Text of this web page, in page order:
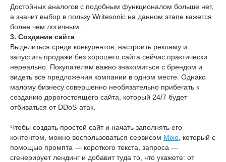
Достойных аналогов с подобным функционалом больше нет,
а значит выбор в пользу Writesonic на данном этапе кажется
более чем логичным.
3. Создание сайта
Выделиться среди конкурентов, настроить рекламу и
запустить продажи без хорошего сайта сейчас практически
нереально. Покупателям важно знакомиться с брендом и
видеть все предложения компании в одном месте. Однако
малому бизнесу совершенно необязательно прибегать к
созданию дорогостоящего сайта, который 24/7 будет
отбиваться от DDoS-атак.
Чтобы создать простой сайт и начать заполнять его
контентом, можно воспользоваться сервисом Mixo , который с
помощью промпта — короткого текста, запроса —
сгенерирует лендинг и добавит туда то, что укажете: от